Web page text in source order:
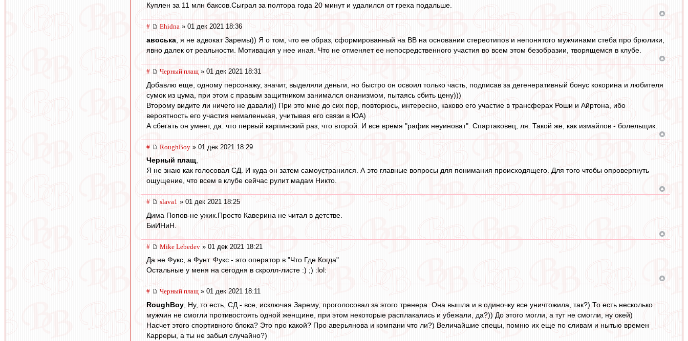
Куплен за 11 млн баксов.Сыграл за полтора года 20 минут и удалился от греха подальше.
# Ehidna » 01 дек 2021 18:36
авоська , я не адвокат Заремы)) Я о том, что ее образ, сформированный на ВВ на основании стереотипов и непонятого мужчинами стеба про брюлики,
явно далек от реальности. Мотивация у нее иная. Что не отменяет ее непосредственного участия во всем этом безобразии, творящемся в клубе.
# Черный плащ » 01 дек 2021 18:31
Добавлю еще, одному персонажу, значит, выделяли деньги, но быстро он освоил только часть, подписав за дегенеративный бонус кокорина и любителя
сумок из цума, при этом с правым защитником занимался онанизмом, пытаясь сбить цену)))
Второму видите ли ничего не давали)) При это мне до сих пор, повторюсь, интересно, каково его участие в трансферах Роши и Айртона, ибо
вероятность его участия немаленькая, учитывая его связи в ЮА)
А сбегать он умеет, да. что первый карпинский раз, что второй. И все время "рафик неуиноват". Спартаковец, ля. Такой же, как измайлов - болельщик.
# RoughBoy » 01 дек 2021 18:29
Черный плащ
Я не знаю как голосовал СД. И куда он затем самоустранился. А это главные вопросы для понимания происходящего. Для того чтобы опровергнуть
ощущение, что всем в клубе сейчас рулит мадам Никто.
# slava1 » 01 дек 2021 18:25
Дима Попов-не ужик.Просто Каверина не читал в детстве.
БиИНиН.
# Mike Lebedev » 01 дек 2021 18:21
Да не Фукс, а Фунт. Фукс - это оператор в "Что Где Когда"
Остальные у меня на сегодня в скролл-листе :) ;) :lol:
# Черный плащ » 01 дек 2021 18:11
RoughBoy , Ну, то есть, СД - все, исключая Зарему, проголосовал за этого тренера. Она вышла и в одиночку все уничтожила, так?) То есть несколько
мужчин не смогли противостоять одной женщине, при этом некоторые расплакались и убежали, да?)) До этого могли, а тут не смогли, ну окей)
Насчет этого спортивного блока? Это про какой? Про аверьянова и компани что ли?) Величайшие спецы, помню их еще по сливам и нытью времен
Карреры, а ты не забыл случайно?)